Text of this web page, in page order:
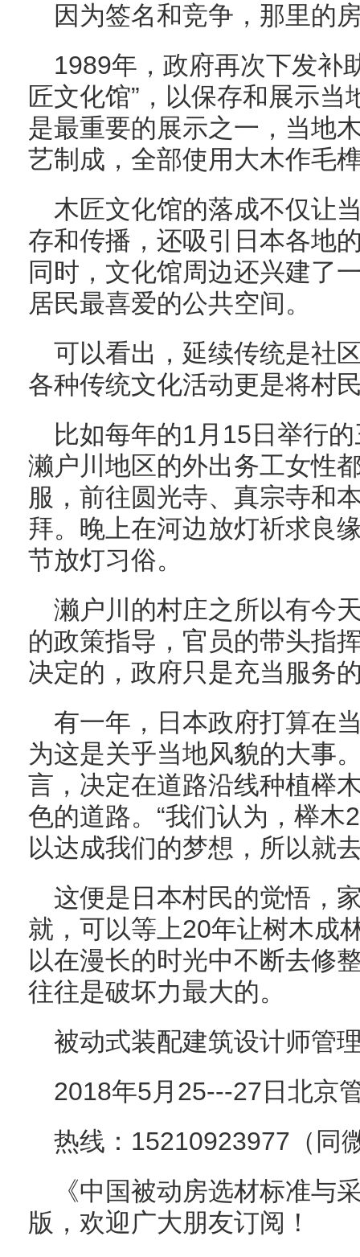
因为签名和竞争，那里的
1989年，政府再次下发补
匠文化馆”，以保存和展示
是最重要的展示之一，当地
艺制成，全部使用大木作毛
木匠文化馆的落成不仅让
存和传播，还吸引日本各地
同时，文化馆周边还兴建了
居民最喜爱的公共空间。
可以看出，延续传统是社
各种传统文化活动更是将村
比如每年的1月15日举行
濑户川地区的外出务工女性
服，前往圆光寺、真宗寺和
拜。晚上在河边放灯祈求良
节放灯习俗。
濑户川的村庄之所以有今
的政策指导，官员的带头指
决定的，政府只是充当服务
有一年，日本政府打算在
为这是关乎当地风貌的大事
言，决定在道路沿线种植榉
色的道路。“我们认为，榉
以达成我们的梦想，所以就
这便是日本村民的觉悟，
就，可以等上20年让树木成
以在漫长的时光中不断去修
往往是破坏力最大的。
被动式装配建筑设计师管
2018年5月25---27日北京
热线：15210923977（同
《中国被动房选材标准与
版，欢迎广大朋友订阅！